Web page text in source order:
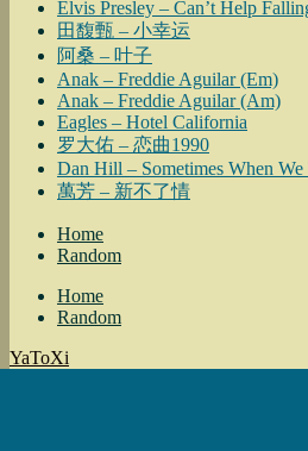
Elvis Presley – Can’t Help
田馥甄 – 小幸运
阿桑 – 叶子
Anak – Freddie Aguilar (Em)
Anak – Freddie Aguilar (Am)
Eagles – Hotel California
罗大佑 – 恋曲1990
Dan Hill – Sometimes When We
萬芳 – 新不了情
Home
Random
Home
Random
YaToXi